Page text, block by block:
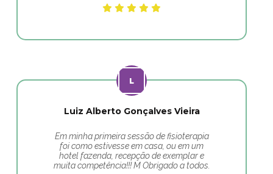
Luiz Alberto Gonçalves Vieira
Em minha primeira sessão de fisioterapia
foi como estivesse em casa, ou em um
hotel fazenda, recepção de exemplar e
muita competência!!! M Obrigado a todos.